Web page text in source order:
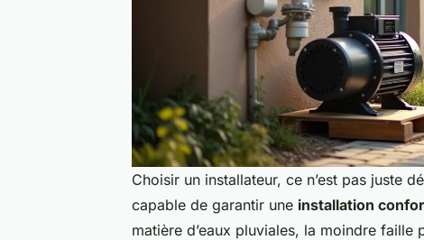
Choisir un installateur, ce n’est pas juste
capable de garantir une installation
matière d’eaux pluviales, la moindre